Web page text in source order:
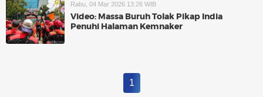
Rabu, 04 Mar 2026 13:26 WIB
Video: Massa Buruh Tolak Pikap India
Penuhi Halaman Kemnaker
1